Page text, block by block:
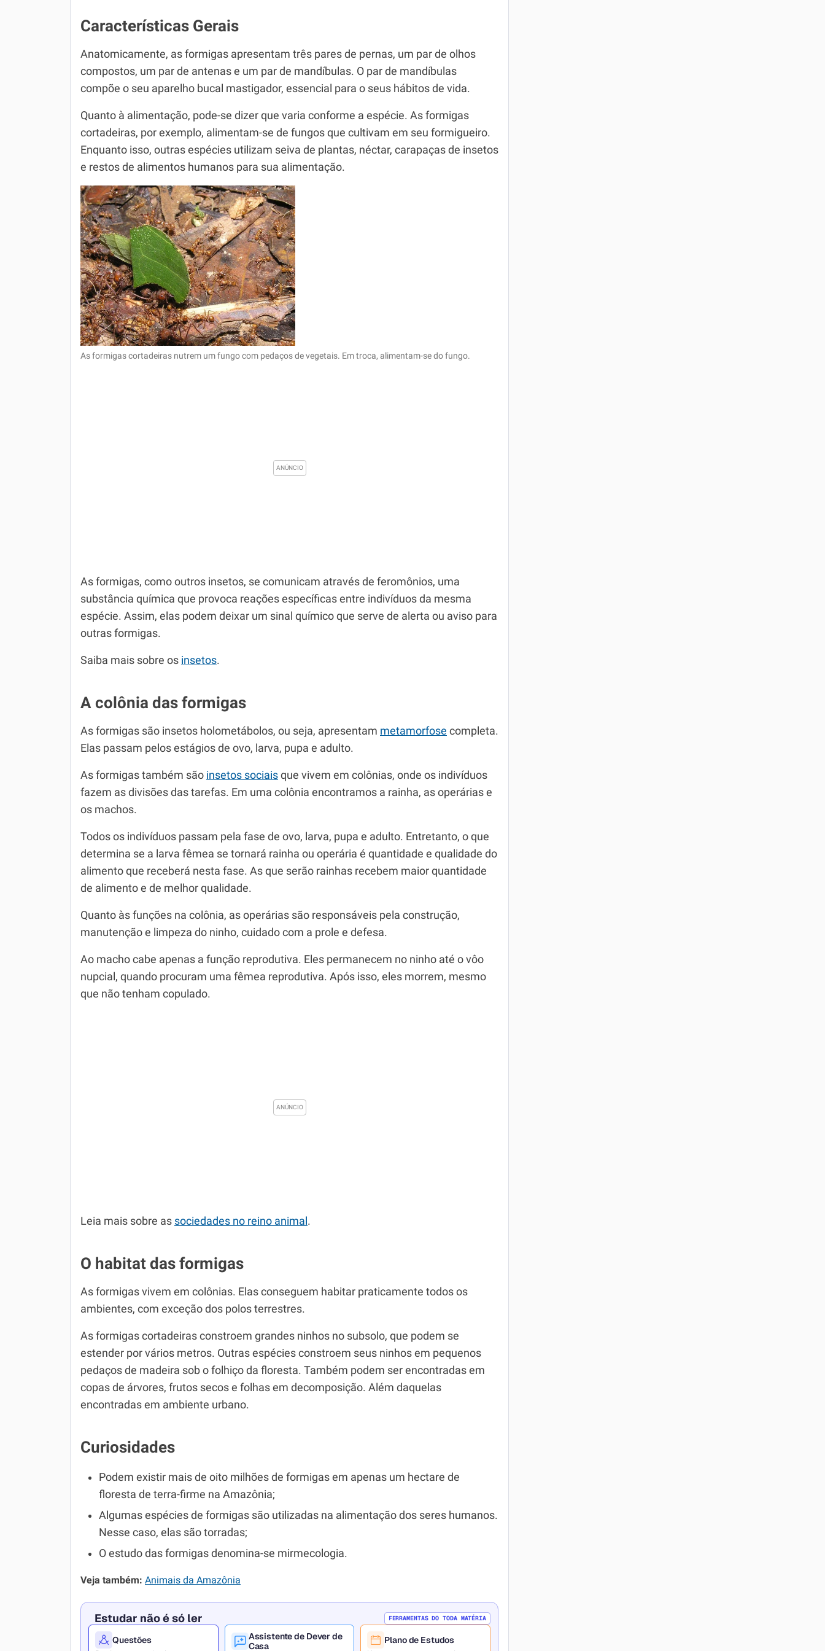
Características Gerais
Anatomicamente, as formigas apresentam três pares de pernas, um par de olhos
compostos, um par de antenas e um par de mandíbulas. O par de mandíbulas
compõe o seu aparelho bucal mastigador, essencial para o seus hábitos de vida.
Quanto à alimentação, pode-se dizer que varia conforme a espécie. As formigas
cortadeiras, por exemplo, alimentam-se de fungos que cultivam em seu formigueiro.
Enquanto isso, outras espécies utilizam seiva de plantas, néctar, carapaças de insetos
e restos de alimentos humanos para sua alimentação.
As formigas cortadeiras nutrem um fungo com pedaços de vegetais. Em troca, alimentam-se do fungo.
As formigas, como outros insetos, se comunicam através de feromônios, uma
substância química que provoca reações específicas entre indivíduos da mesma
espécie. Assim, elas podem deixar um sinal químico que serve de alerta ou aviso para
outras formigas.
Saiba mais sobre os insetos.
A colônia das formigas
As formigas são insetos holometábolos, ou seja, apresentam metamorfose completa.
Elas passam pelos estágios de ovo, larva, pupa e adulto.
As formigas também são insetos sociais que vivem em colônias, onde os indivíduos
fazem as divisões das tarefas. Em uma colônia encontramos a rainha, as operárias e
os machos.
Todos os indivíduos passam pela fase de ovo, larva, pupa e adulto. Entretanto, o que
determina se a larva fêmea se tornará rainha ou operária é quantidade e qualidade do
alimento que receberá nesta fase. As que serão rainhas recebem maior quantidade
de alimento e de melhor qualidade.
Quanto às funções na colônia, as operárias são responsáveis pela construção,
manutenção e limpeza do ninho, cuidado com a prole e defesa.
Ao macho cabe apenas a função reprodutiva. Eles permanecem no ninho até o vôo
nupcial, quando procuram uma fêmea reprodutiva. Após isso, eles morrem, mesmo
que não tenham copulado.
Leia mais sobre as sociedades no reino animal .
O habitat das formigas
As formigas vivem em colônias. Elas conseguem habitar praticamente todos os
ambientes, com exceção dos polos terrestres.
As formigas cortadeiras constroem grandes ninhos no subsolo, que podem se
estender por vários metros. Outras espécies constroem seus ninhos em pequenos
pedaços de madeira sob o folhiço da floresta. Também podem ser encontradas em
copas de árvores, frutos secos e folhas em decomposição. Além daquelas
encontradas em ambiente urbano.
Curiosidades
Podem existir mais de oito milhões de formigas em apenas um hectare de
floresta de terra-firme na Amazônia;
Algumas espécies de formigas são utilizadas na alimentação dos seres humanos.
Nesse caso, elas são torradas;
O estudo das formigas denomina-se mirmecologia.
Veja também: Animais da Amazônia
Estudar não é só ler FERRAMENTAS DO TODA MATÉRIA
Questões
Assistente de Dever de
Casa
Plano de Estudos